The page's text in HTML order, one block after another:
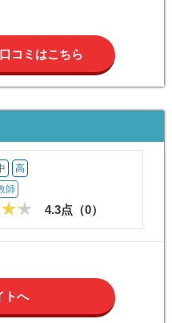
コミはこちら
高
師
4.3点（0）
トへ